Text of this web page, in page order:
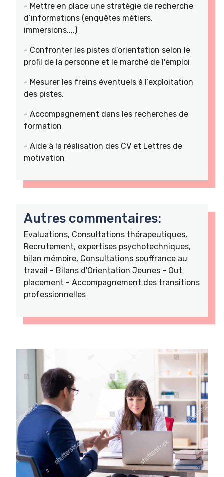
- Mettre en place une stratégie de recherche
d’informations (enquêtes métiers,
immersions,...)
- Confronter les pistes d’orientation selon le
profil de la personne et le marché de l'emploi
- Mesurer les freins éventuels à l’exploitation
des pistes.
- Accompagnement dans les recherches de
formation
- Aide à la réalisation des CV et Lettres de
motivation
Autres commentaires:
Evaluations, Consultations thérapeutiques,
Recrutement, expertises psychotechniques,
bilan mémoire, Consultations souffrance au
travail - Bilans d'Orientation Jeunes - Out
placement - Accompagnement des transitions
professionnelles